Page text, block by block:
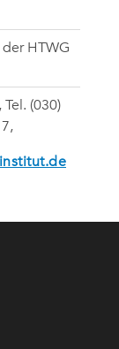
HTWG
(030)